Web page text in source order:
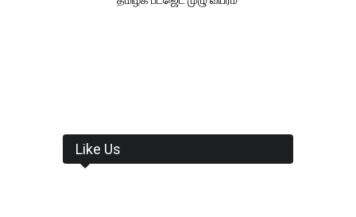
Like Us